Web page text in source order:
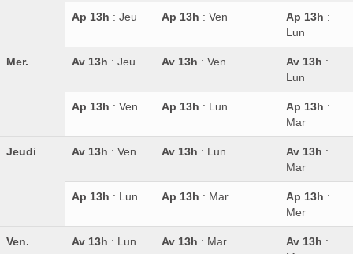
Ap 13h : Jeu Ap 13h : Ven Ap 13h :
Lun
Mer. Av 13h : Jeu Av 13h : Ven Av 13h :
Lun
Ap 13h : Ven Ap 13h : Lun Ap 13h :
Mar
Jeudi Av 13h : Ven Av 13h : Lun Av 13h :
Mar
Ap 13h : Lun Ap 13h : Mar Ap 13h :
Mer
Ven. Av 13h : Lun Av 13h : Mar Av 13h :